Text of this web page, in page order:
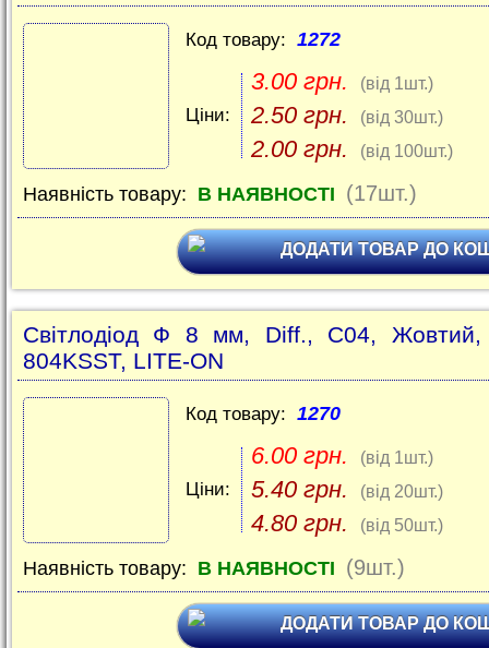
Код товару: 1272
Ціни:
3.00 грн. (від 1шт.)
2.50 грн. (від 30шт.)
2.00 грн. (від 100шт.)
Наявність товару: В НАЯВНОСТІ (17шт.)
ДОДАТИ ТОВАР ДО
Світлодіод Ф 8 мм, Diff., C04, Жовтий,
804KSST, LITE-ON
Код товару: 1270
Ціни:
6.00 грн. (від 1шт.)
5.40 грн. (від 20шт.)
4.80 грн. (від 50шт.)
Наявність товару: В НАЯВНОСТІ (9шт.)
ДОДАТИ ТОВАР ДО